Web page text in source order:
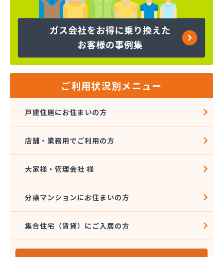
株式会社マルエイ 岐阜LPガススタンド
株式会社マルエイ 岐阜直売支店
株式会社マルエイ 長良営業所
株式会社マルエイ 大垣支店
株式会社マルタイ商店
株式会社ミツウロコ 東濃営業所
株式会社ヤマサン
株式会社ヤマセ坂井商店
株式会社伊藤商会本社
株式会社各務原食糧
株式会社岩井屋
株式会社吉田プロパン
株式会社五月商店
株式会社広江石油店
ご利用状況別メニュー
戸建住居にお住まいの方
店舗・業務用でご利用の方
大家様・管理会社 様
分譲マンションにお住まいの方
集合住宅（賃貸）にご入居の方